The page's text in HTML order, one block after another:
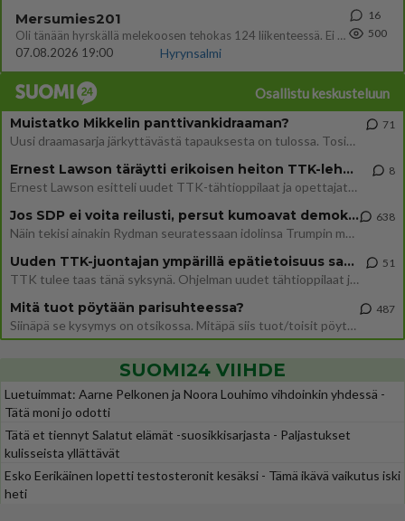
Mersumies201
Oli tänään hyrskällä melekoosen tehokas 124 liikenteessä. Ei paljon vastamäki haitannu....
07.08.2026 19:00
Hyrynsalmi
16
500
Osallistu keskusteluun
Muistatko Mikkelin panttivankidraaman?
Uusi draamasarja järkyttävästä tapauksesta on tulossa. Tositapahtumiin perustuva sarja ammentaa vuoden 1986 Mikkelin pan
71
Ernest Lawson täräytti erikoisen heiton TTK-lehdistötilaisuudessa: " Onko tässä tarkoituksena...?"
Ernest Lawson esitteli uudet TTK-tähtioppilaat ja opettajat torstaina 6.8. lehdistölle. Tulevalla kaudella on yksi hausk
8
Jos SDP ei voita reilusti, persut kumoavat demokratian Suomesta
Näin tekisi ainakin Rydman seuratessaan idolinsa Trumpin mallia https://www.is.fi/politiikka/art-2000012187244.html
638
Uuden TTK-juontajan ympärillä epätietoisuus sakenee - Nyt MTV hämmentää soppaa
TTK tulee taas tänä syksynä. Ohjelman uudet tähtioppilaat julkistetaan torstaina 6. elokuuta klo 14 alkavassa lehdistö
51
Mitä tuot pöytään parisuhteessa?
Siinäpä se kysymys on otsikossa. Mitäpä siis tuot/toisit pöytään parisuhteessa? Oletko mies vai nainen? Koetko sen mitä
487
SUOMI24 VIIHDE
Luetuimmat: Aarne Pelkonen ja Noora Louhimo vihdoinkin yhdessä -
Tätä moni jo odotti
Tätä et tiennyt Salatut elämät -suosikkisarjasta - Paljastukset
kulisseista yllättävät
Esko Eerikäinen lopetti testosteronit kesäksi - Tämä ikävä vaikutus iski
heti